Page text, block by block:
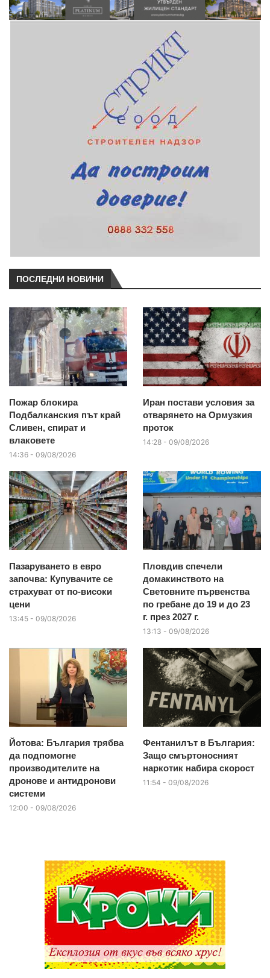
ПОСЛЕДНИ НОВИНИ
Пожар блокира
Подбалканския път край
Сливен, спират и
влаковете
14:36 - 09/08/2026
Иран постави условия за
отварянето на Ормузкия
проток
14:28 - 09/08/2026
Пазаруването в евро
започва: Купувачите се
страхуват от по-високи
цени
13:45 - 09/08/2026
Пловдив спечели
домакинството на
Световните първенства
по гребане до 19 и до 23
г. през 2027 г.
13:13 - 09/08/2026
Йотова: България трябва
да подпомогне
производителите на
дронове и антидронови
системи
12:00 - 09/08/2026
Фентанилът в България:
Защо смъртоносният
наркотик набира скорост
11:54 - 09/08/2026